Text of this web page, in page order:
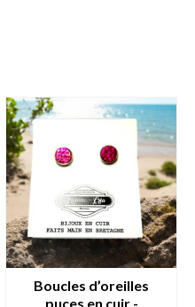
Boucles d’oreilles
puces en cuir -